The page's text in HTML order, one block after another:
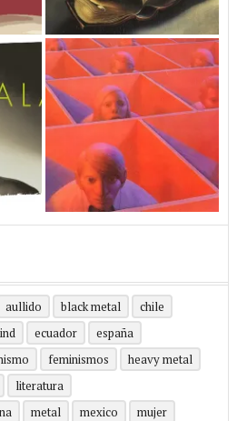
aullido black metal
chile
ecuador
españa
feminismos
heavy metal
literatura
metal mexico
mujer